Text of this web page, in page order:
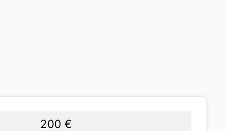
200 €